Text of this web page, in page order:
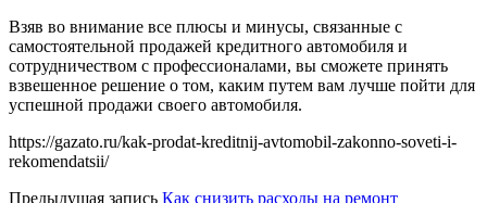
Взяв во внимание все плюсы и минусы, связанные с
самостоятельной продажей кредитного автомобиля и
сотрудничеством с профессионалами, вы сможете принять
взвешенное решение о том, каким путем вам лучше пойти для
успешной продажи своего автомобиля.
https://gazato.ru/kak-prodat-kreditnij-avtomobil-zakonno-soveti-i-
rekomendatsii/
Предыдущая запись Как снизить расходы на ремонт